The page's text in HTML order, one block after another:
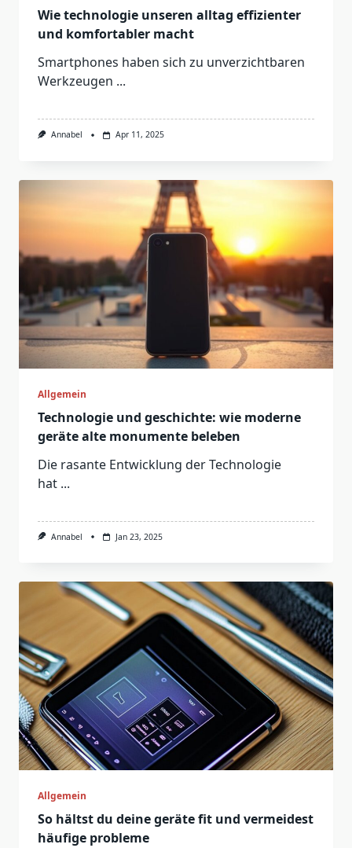
Wie technologie unseren alltag effizienter
und komfortabler macht
Smartphones haben sich zu unverzichtbaren
Werkzeugen ...
Annabel Apr 11, 2025
Allgemein
Technologie und geschichte: wie moderne
geräte alte monumente beleben
Die rasante Entwicklung der Technologie
hat ...
Annabel Jan 23, 2025
Allgemein
So hältst du deine geräte fit und vermeidest
häufige probleme